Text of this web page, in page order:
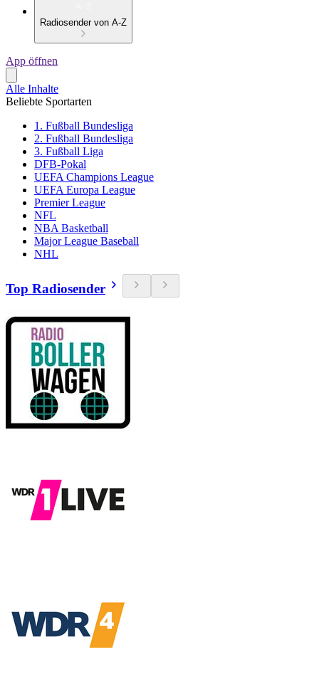
Radiosender von A-Z
App öffnen
Alle Inhalte
Beliebte Sportarten
1. Fußball Bundesliga
2. Fußball Bundesliga
3. Fußball Liga
DFB-Pokal
UEFA Champions League
UEFA Europa League
Premier League
NFL
NBA Basketball
Major League Baseball
NHL
Top Radiosender